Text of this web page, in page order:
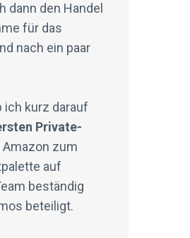
dann den Handel
für das
nach ein paar
ich kurz darauf
Private-
zum
auf
beständig
beteiligt.